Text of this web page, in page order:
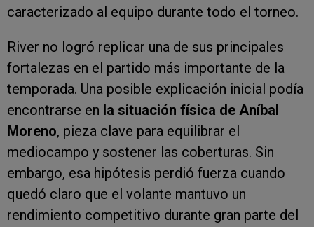
caracterizado al equipo durante todo el torneo.
River no logró replicar una de sus principales
fortalezas en el partido más importante de la
temporada. Una posible explicación inicial podía
encontrarse en la situación física de Aníbal
Moreno, pieza clave para equilibrar el
mediocampo y sostener las coberturas. Sin
embargo, esa hipótesis perdió fuerza cuando
quedó claro que el volante mantuvo un
rendimiento competitivo durante gran parte del